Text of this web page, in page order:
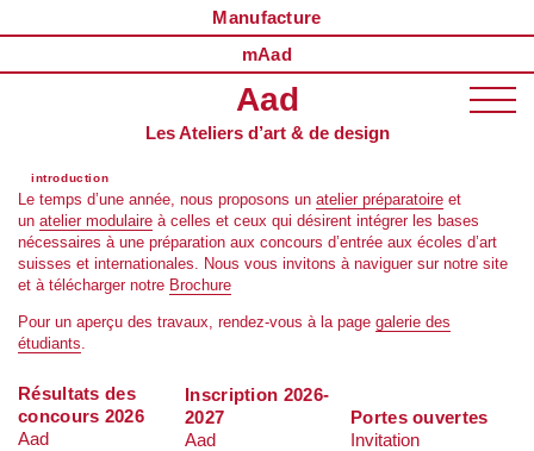
Manufacture
mAad
Aad
Les Ateliers d’art & de design
introduction
Le temps d’une année, nous proposons un atelier préparatoire et
un atelier modulaire à celles et ceux qui désirent intégrer les bases
nécessaires à une préparation aux concours d’entrée aux écoles d’art
suisses et internationales. Nous vous invitons à naviguer sur notre site
et à télécharger notre Brochure
Pour un aperçu des travaux, rendez-vous à la page galerie des
étudiants.
Résultats des
concours 2026
Aad
Inscription 2026-
2027
Aad
Portes ouvertes
Invitation